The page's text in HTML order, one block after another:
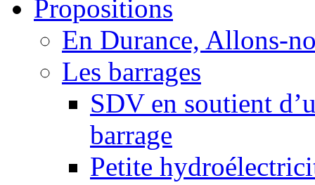
Propositions
En Durance, Allons-
Les barrages
SDV en soutient
barrage
Petite